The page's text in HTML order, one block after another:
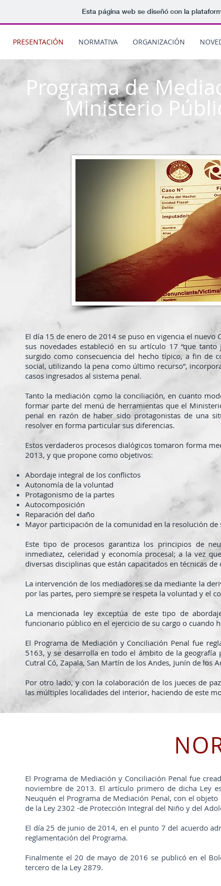
Esta página web se diseñó con la
PRESENTACIÓN NORMATIVA ORGANIZACIÓN
Programa de
Ministerio
El día 15 de enero de 2014 se puso en vigencia el
sus novedades estableció en su artículo 17 “que
surgido como consecuencia del hecho típico, a fin de
social, utilizando la pena como último recurso”,
casos ingresados al sistema penal.
Tanto la mediación como la conciliación, en cuanto
formar parte del menú de herramientas que el
penal en razón de haber sido protagonistas de una
resolver en forma particular sus diferencias.
Estos verdaderos procesos dialógicos tomaron forma
2013, y que propone como objetivos:
Abordaje integral de los conflictos
Autonomía de la voluntad
Protagonismo de la partes
Autocomposición
Reparación del daño
Mayor participación de la comunidad en la resolución de
Este tipo de procesos garantiza los principios de
inmediatez, celeridad y economía procesal; a la vez
diversas disciplinas que están capacitados en técnicas
La intervención de los mediadores se da mediante la
por las partes, pero siempre se respeta la voluntad y el
La mencionada ley exceptúa de este tipo de
funcionario público en el ejercicio de su cargo o cuando
El Programa de Mediación y Conciliación Penal fue
5163, y se desarrolla en todo el ámbito de la
Cutral Có, Zapala, San Martín de los Andes, Junín de los
Por otro lado, y con la colaboración de los jueces de
las múltiples localidades del interior, haciendo de este
El Programa de Mediación y Conciliación Penal fue
noviembre de 2013. El artículo primero de dicha Ley
Neuquén el Programa de Mediación Penal, con el
de la Ley 2302 -de Protección Integral del Niño y del
El día 25 de junio de 2014, en el punto 7 del acuerdo
reglamentación del Programa.
Finalmente el 20 de mayo de 2016 se publicó en el
tercero de la Ley 2879.